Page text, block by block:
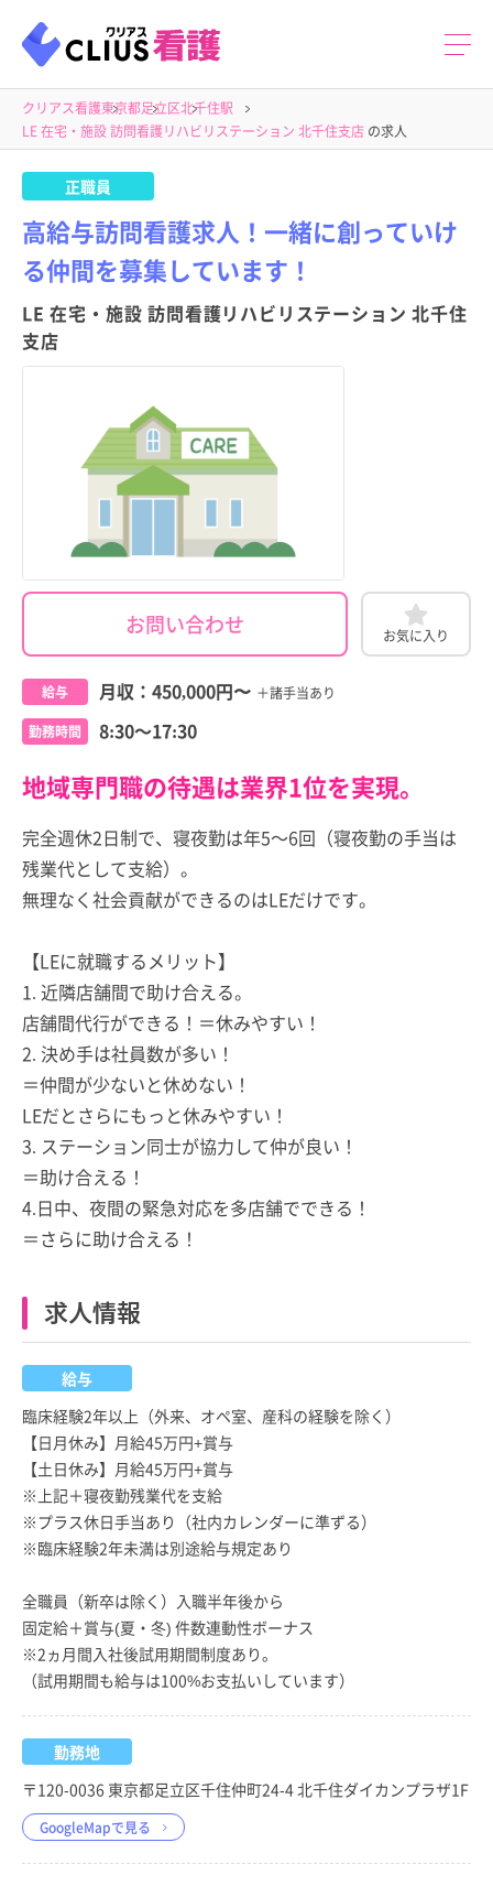
クリアス看護東京都足立区北千住駅
LE 在宅・施設 訪問看護リハビリステーション 北千住支店 の求人
正職員
高給与訪問看護求人！一緒に創っていけ
る仲間を募集しています！
LE 在宅・施設 訪問看護リハビリステーション 北千住
支店
お問い合わせ お気に入り
給与 月収： 450,000円〜 ＋諸手当あり
勤務時間 8:30～17:30
地域専門職の待遇は業界1位を実現。
完全週休2日制で、寝夜勤は年5～6回（寝夜勤の手当は
残業代として支給）。
無理なく社会貢献ができるのはLEだけです。
【LEに就職するメリット】
1. 近隣店舗間で助け合える。
店舗間代行ができる！＝休みやすい！
2. 決め手は社員数が多い！
＝仲間が少ないと休めない！
LEだとさらにもっと休みやすい！
3. ステーション同士が協力して仲が良い！
＝助け合える！
4.日中、夜間の緊急対応を多店舗でできる！
＝さらに助け合える！
求人情報
給与
臨床経験2年以上（外来、オペ室、産科の経験を除く）
【日月休み】月給45万円+賞与
【土日休み】月給45万円+賞与
※上記＋寝夜勤残業代を支給
※プラス休日手当あり（社内カレンダーに準ずる）
※臨床経験2年未満は別途給与規定あり
全職員（新卒は除く）入職半年後から
固定給＋賞与(夏・冬) 件数連動性ボーナス
※2ヵ月間入社後試用期間制度あり。
（試用期間も給与は100%お支払いしています）
勤務地
〒120-0036 東京都足立区千住仲町24-4 北千住ダイカンプラザ1F
GoogleMapで見る